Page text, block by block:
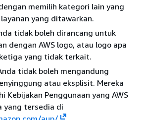
memilih kategori lain yang
yang ditawarkan.
tidak boleh dirancang untuk
dengan AWS logo, atau logo apa
yang tidak terkait.
tidak boleh mengandung
atau eksplisit. Mereka
Kebijakan Penggunaan yang AWS
yang tersedia di